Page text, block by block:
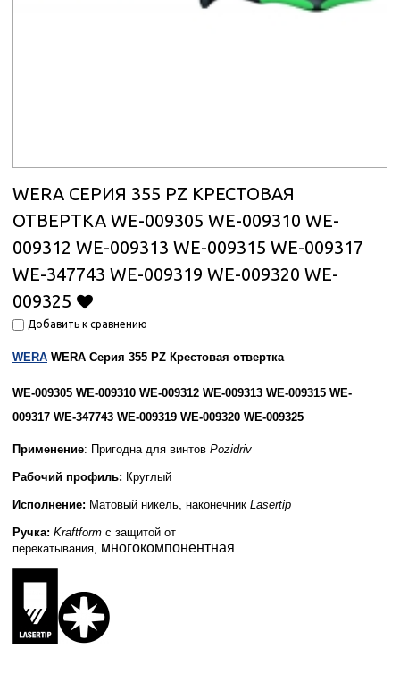
WERA СЕРИЯ 355 PZ КРЕСТОВАЯ
ОТВЕРТКА WE-009305 WE-009310 WE-
009312 WE-009313 WE-009315 WE-009317
WE-347743 WE-009319 WE-009320 WE-
009325
Добавить к сравнению
WERA WERA Серия 355 PZ Крестовая отвертка
WE-009305 WE-009310 WE-009312 WE-009313 WE-009315 WE-
009317 WE-347743 WE-009319 WE-009320 WE-009325
Применение: Пригодна для винтов Pozidriv
Рабочий профиль: Круглый
Исполнение: Матовый никель, наконечник Lasertip
Ручка: Kraftform с защитой от
перекатывания, многокомпонентная